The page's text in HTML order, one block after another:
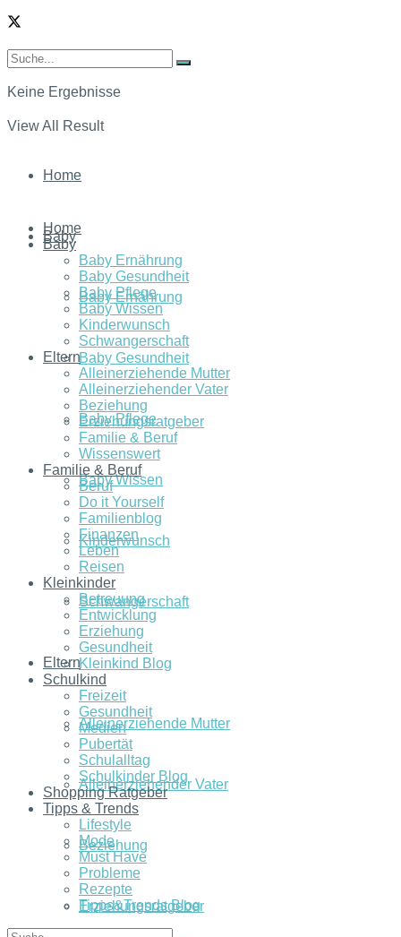
Keine Ergebnisse
View All Result
Home
Baby
Baby Ernährung
Baby Gesundheit
Baby Pflege
Baby Wissen
Kinderwunsch
Schwangerschaft
Eltern
Alleinerziehende Mutter
Alleinerziehender Vater
Beziehung
Erziehungsratgeber
Home
Baby
Baby Ernährung
Baby Gesundheit
Baby Pflege
Baby Wissen
Kinderwunsch
Schwangerschaft
Eltern
Alleinerziehende Mutter
Alleinerziehender Vater
Beziehung
Erziehungsratgeber
Familie & Beruf
Wissenswert
Familie & Beruf
Beruf
Do it Yourself
Familienblog
Finanzen
Leben
Reisen
Kleinkinder
Betreuung
Entwicklung
Erziehung
Gesundheit
Kleinkind Blog
Schulkind
Freizeit
Gesundheit
Medien
Pubertät
Schulalltag
Schulkinder Blog
Shopping Ratgeber
Tipps & Trends
Lifestyle
Mode
Must Have
Probleme
Rezepte
Tipps&Trends Blog